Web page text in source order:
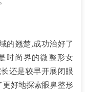
的翘楚,成功治好了
时尚界的微整形女
还是较早开展闭眼
好地探索眼鼻整形